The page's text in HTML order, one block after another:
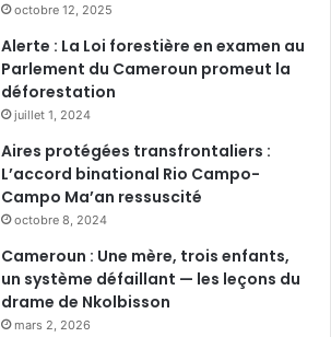
octobre 12, 2025
Alerte : La Loi forestière en examen au
Parlement du Cameroun promeut la
déforestation
juillet 1, 2024
Aires protégées transfrontaliers :
L’accord binational Rio Campo-
Campo Ma’an ressuscité
octobre 8, 2024
Cameroun : Une mère, trois enfants,
un système défaillant — les leçons du
drame de Nkolbisson
mars 2, 2026